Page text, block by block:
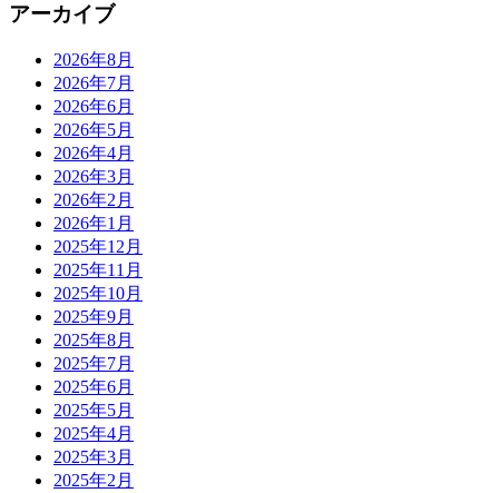
アーカイブ
2026年8月
2026年7月
2026年6月
2026年5月
2026年4月
2026年3月
2026年2月
2026年1月
2025年12月
2025年11月
2025年10月
2025年9月
2025年8月
2025年7月
2025年6月
2025年5月
2025年4月
2025年3月
2025年2月